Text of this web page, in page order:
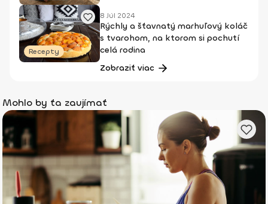
Recepty
8 Júl 2024
Rýchly a šťavnatý marhuľový koláč
s tvarohom, na ktorom si pochutí
celá rodina
Zobraziť viac
Mohlo by ťa zaujímať